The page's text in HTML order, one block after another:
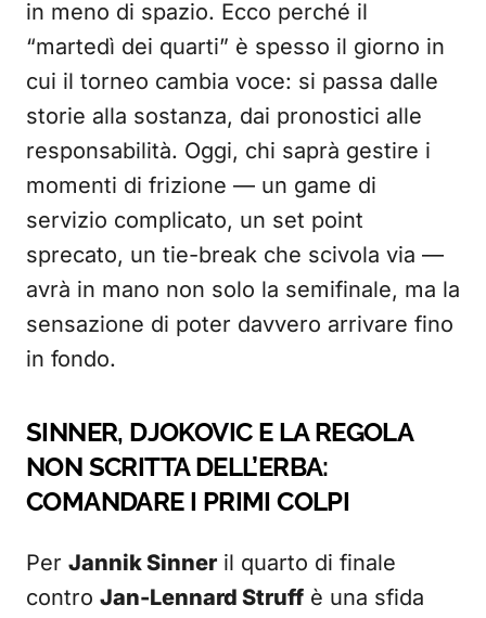
in meno di spazio. Ecco perché il
“martedì dei quarti” è spesso il giorno in
cui il torneo cambia voce: si passa dalle
storie alla sostanza, dai pronostici alle
responsabilità. Oggi, chi saprà gestire i
momenti di frizione — un game di
servizio complicato, un set point
sprecato, un tie-break che scivola via —
avrà in mano non solo la semifinale, ma la
sensazione di poter davvero arrivare fino
in fondo.
SINNER, DJOKOVIC E LA REGOLA
NON SCRITTA DELL’ERBA:
COMANDARE I PRIMI COLPI
Per Jannik Sinner il quarto di finale
contro Jan-Lennard Struff è una sfida